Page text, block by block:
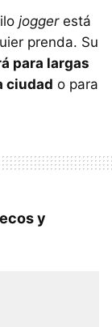
jogger está
prenda. Su
para largas
ciudad o para
y